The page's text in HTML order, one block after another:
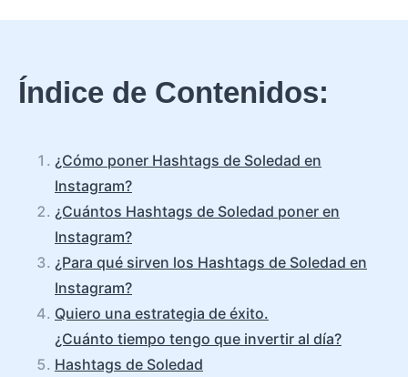
Índice de Contenidos:
¿Cómo poner Hashtags de Soledad en
Instagram?
¿Cuántos Hashtags de Soledad poner en
Instagram?
¿Para qué sirven los Hashtags de Soledad en
Instagram?
Quiero una estrategia de éxito.
¿Cuánto tiempo tengo que invertir al día?
Hashtags de Soledad